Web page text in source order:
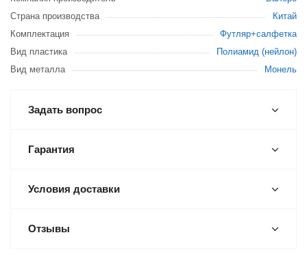
Страна производства
Китай
Комплектация
Футляр+салфетка
Вид пластика
Полиамид (нейлон)
Вид металла
Монель
Задать вопрос
Гарантия
Условия доставки
Отзывы